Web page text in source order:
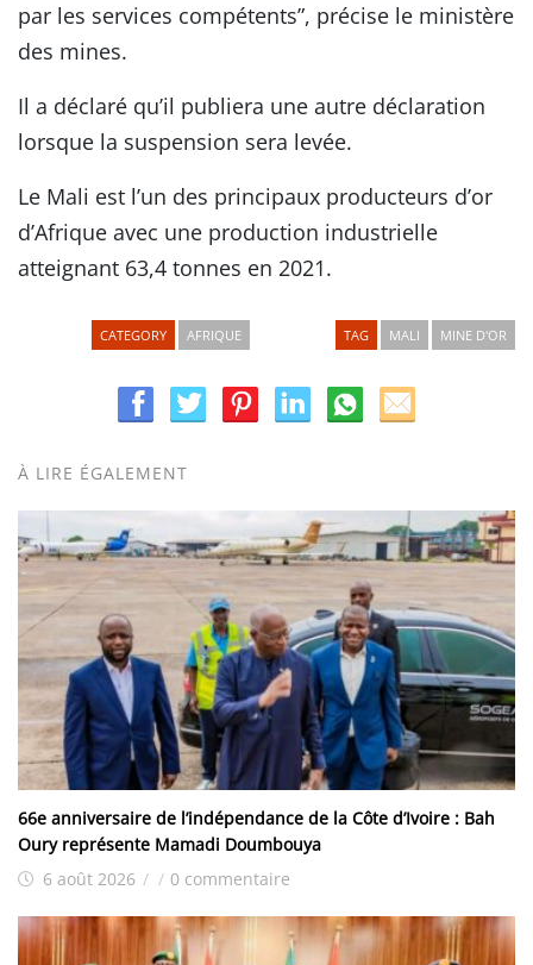
par les services compétents”, précise le ministère
des mines.
Il a déclaré qu’il publiera une autre déclaration
lorsque la suspension sera levée.
Le Mali est l’un des principaux producteurs d’or
d’Afrique avec une production industrielle
atteignant 63,4 tonnes en 2021.
CATEGORY AFRIQUE TAG MALI MINE D'OR
À LIRE ÉGALEMENT
66e anniversaire de l’indépendance de la Côte d’Ivoire : Bah
Oury représente Mamadi Doumbouya
6 août 2026 / / 0 commentaire